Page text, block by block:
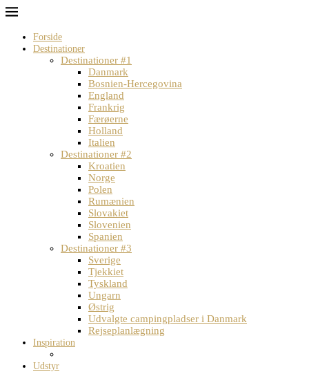
Forside
Destinationer
Destinationer #1
Danmark
Bosnien-Hercegovina
England
Frankrig
Færøerne
Holland
Italien
Destinationer #2
Kroatien
Norge
Polen
Rumænien
Slovakiet
Slovenien
Spanien
Destinationer #3
Sverige
Tjekkiet
Tyskland
Ungarn
Østrig
Udvalgte campingpladser i Danmark
Rejseplanlægning
Inspiration
Udstyr